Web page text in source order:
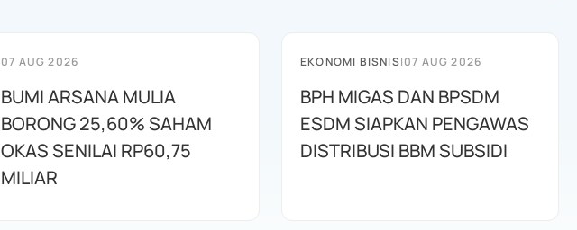
07 AUG 2026
BUMI ARSANA MULIA
BORONG 25,60% SAHAM
OKAS SENILAI RP60,75
MILIAR
EKONOMI BISNIS|07 AUG 2026
BPH MIGAS DAN BPSDM
ESDM SIAPKAN PENGAWAS
DISTRIBUSI BBM SUBSIDI